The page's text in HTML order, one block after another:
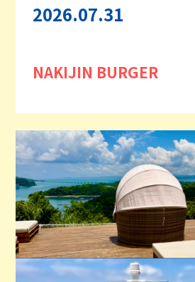
2026.07.31
NAKIJIN BURGER